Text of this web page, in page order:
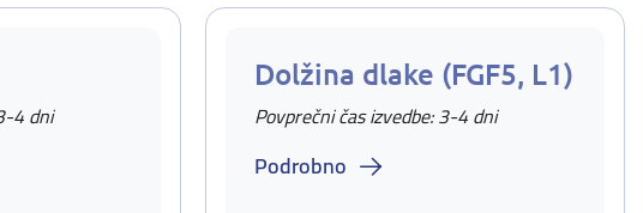
4 dni
Dolžina dlake (FGF5, L1)
Povprečni čas izvedbe: 3-4 dni
Podrobno